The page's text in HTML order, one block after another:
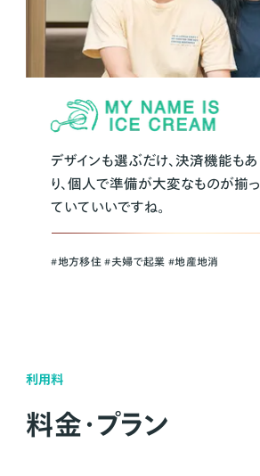
デザインも選ぶだけ、決済機能もあ
り、個人で準備が大変なものが揃っ
ていていいですね。
#地方移住 #夫婦で起業 #地産地消
利用料
料金・プラン